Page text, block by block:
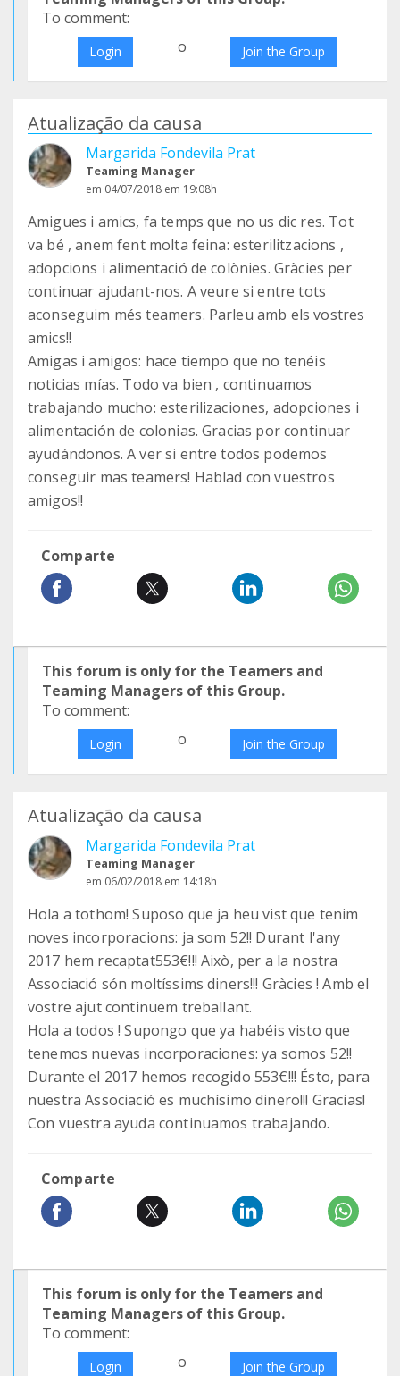
To comment:
Login o Join the Group
Atualização da causa
Margarida Fondevila Prat
Teaming Manager
em 04/07/2018 em 19:08h
Amigues i amics, fa temps que no us dic res. Tot
va bé , anem fent molta feina: esterilitzacions ,
adopcions i alimentació de colònies. Gràcies per
continuar ajudant-nos. A veure si entre tots
aconseguim més teamers. Parleu amb els vostres
amics!!
Amigas i amigos: hace tiempo que no tenéis
noticias mías. Todo va bien , continuamos
trabajando mucho: esterilizaciones, adopciones i
alimentación de colonias. Gracias por continuar
ayudándonos. A ver si entre todos podemos
conseguir mas teamers! Hablad con vuestros
amigos!!
Comparte
This forum is only for the Teamers and
Teaming Managers of this Group.
To comment:
Login o Join the Group
Atualização da causa
Margarida Fondevila Prat
Teaming Manager
em 06/02/2018 em 14:18h
Hola a tothom! Suposo que ja heu vist que tenim
noves incorporacions: ja som 52!! Durant l'any
2017 hem recaptat553€!!! Això, per a la nostra
Associació són moltíssims diners!!! Gràcies ! Amb el
vostre ajut continuem treballant.
Hola a todos ! Supongo que ya habéis visto que
tenemos nuevas incorporaciones: ya somos 52!!
Durante el 2017 hemos recogido 553€!!! Ésto, para
nuestra Associació es muchísimo dinero!!! Gracias!
Con vuestra ayuda continuamos trabajando.
Comparte
This forum is only for the Teamers and
Teaming Managers of this Group.
To comment:
Login o Join the Group